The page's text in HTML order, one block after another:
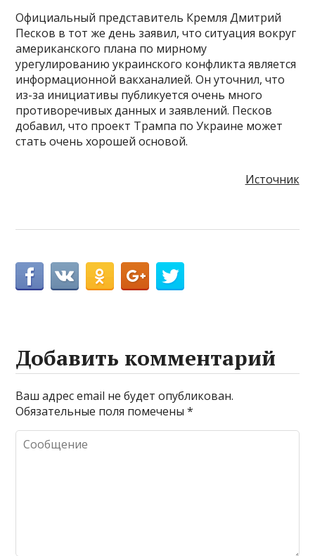
Официальный представитель Кремля Дмитрий
Песков в тот же день заявил, что ситуация вокруг
американского плана по мирному
урегулированию украинского конфликта является
информационной вакханалией. Он уточнил, что
из-за инициативы публикуется очень много
противоречивых данных и заявлений. Песков
добавил, что проект Трампа по Украине может
стать очень хорошей основой.
Источник
Добавить комментарий
Ваш адрес email не будет опубликован.
Обязательные поля помечены*